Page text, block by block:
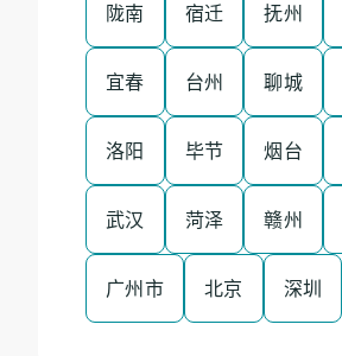
陇南 宿迁 抚州
宜春 台州 聊城
洛阳 毕节 烟台
武汉 菏泽 赣州
广州市 北京 深圳